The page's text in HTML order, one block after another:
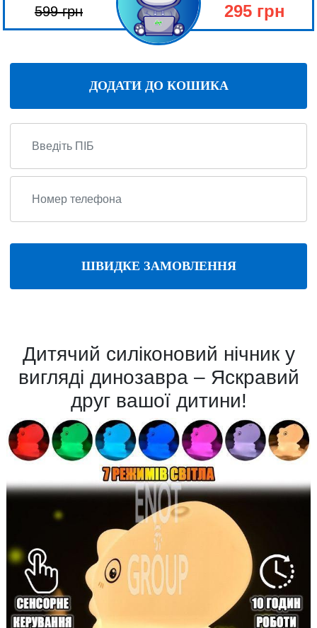
599грн 295 грн
ДОДАТИ ДО КОШИКА
ШВИДКЕ ЗАМОВЛЕННЯ
Дитячий силіконовий нічник у
вигляді динозавра – Яскравий
друг вашої дитини!